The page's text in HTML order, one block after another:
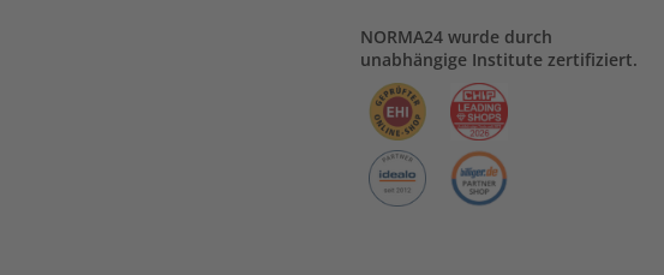
NORMA24 wurde durch
unabhängige Institute zertifiziert.